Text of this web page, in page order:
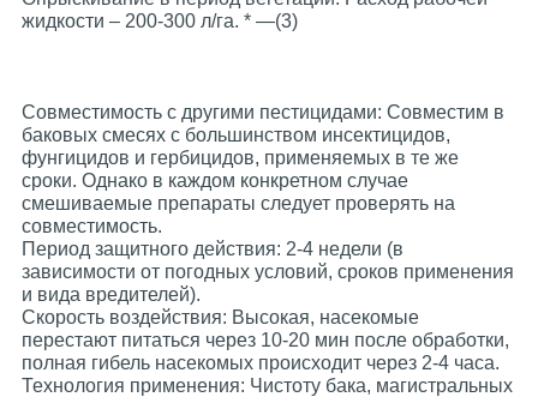
жидкости – 200-300 л/га. * —(3)
Совместимость с другими пестицидами: Cовместим в
баковых смесях с большинством инсектицидов,
фунгицидов и гербицидов, применяемых в те же
сроки. Однако в каждом конкретном случае
смешиваемые препараты следует проверять на
совместимость.
Период защитного действия: 2-4 недели (в
зависимости от погодных условий, сроков применения
и вида вредителей).
Скорость воздействия: Высокая, насекомые
перестают питаться через 10-20 мин после обработки,
полная гибель насекомых происходит через 2-4 часа.
Технология применения: Чистоту бака, магистральных